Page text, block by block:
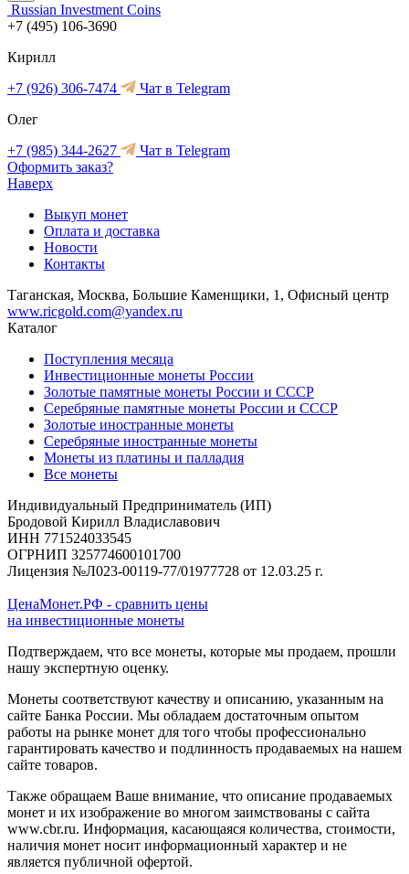
Russian Investment Coins
+7 (495) 106-3690
Кирилл
+7 (926) 306-7474
Чат в Telegram
Олег
+7 (985) 344-2627
Чат в Telegram
Оформить заказ?
Наверх
Выкуп монет
Оплата и доставка
Новости
Контакты
Таганская, Москва, Большие Каменщики, 1, Офисный центр
www.ricgold.com@yandex.ru
Каталог
Поступления месяца
Инвестиционные монеты России
Золотые памятные монеты России и СССР
Серебряные памятные монеты России и СССР
Золотые иностранные монеты
Серебряные иностранные монеты
Монеты из платины и палладия
Все монеты
Индивидуальный Предприниматель (ИП)
Бродовой Кирилл Владиславович
ИНН 771524033545
ОГРНИП 325774600101700
Лицензия №Л023-00119-77/01977728 от 12.03.25 г.
ЦенаМонет.РФ - сравнить цены
на инвестиционные монеты
Подтверждаем, что все монеты, которые мы продаем, прошли
нашу экспертную оценку.
Монеты соответствуют качеству и описанию, указанным на
сайте Банка России. Мы обладаем достаточным опытом
работы на рынке монет для того чтобы профессионально
гарантировать качество и подлинность продаваемых на нашем
сайте товаров.
Также обращаем Ваше внимание, что описание продаваемых
монет и их изображение во многом заимствованы с сайта
www.cbr.ru. Информация, касающаяся количества, стоимости,
наличия монет носит информационный характер и не
является публичной офертой.